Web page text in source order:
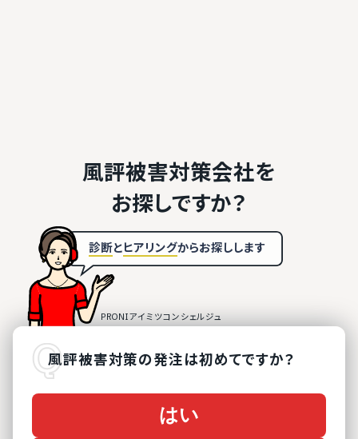
風評被害対策会社を
お探しですか？
風評被害対策の発注は初めてですか？
はい
診断とヒアリングからお探しします